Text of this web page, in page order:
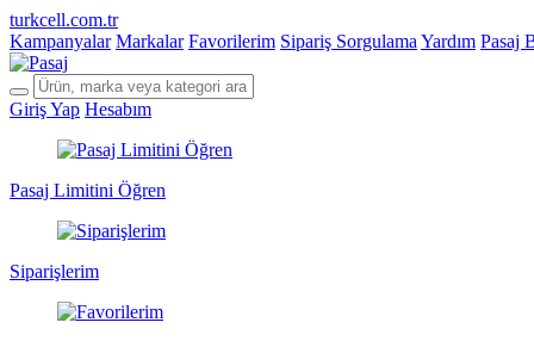
turkcell.com.tr
Kampanyalar Markalar Favorilerim Sipariş Sorgulama Yardım Pasaj
Giriş Yap Hesabım
Pasaj Limitini Öğren
Siparişlerim